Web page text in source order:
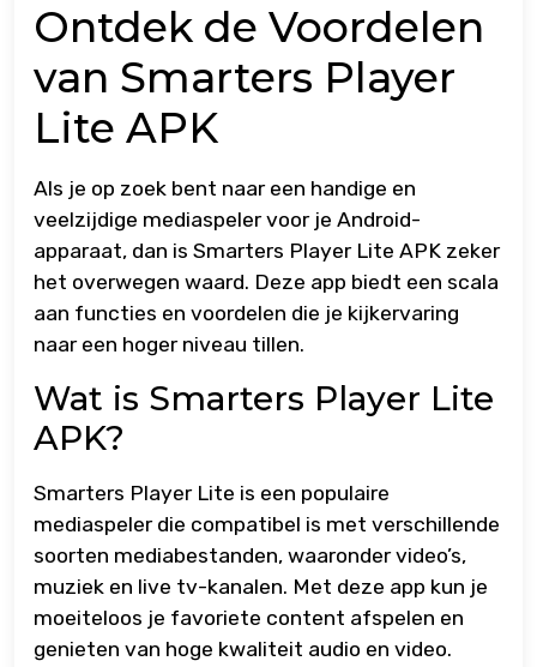
Ontdek de Voordelen
van Smarters Player
Lite APK
Als je op zoek bent naar een handige en
veelzijdige mediaspeler voor je Android-
apparaat, dan is Smarters Player Lite APK zeker
het overwegen waard. Deze app biedt een scala
aan functies en voordelen die je kijkervaring
naar een hoger niveau tillen.
Wat is Smarters Player Lite
APK?
Smarters Player Lite is een populaire
mediaspeler die compatibel is met verschillende
soorten mediabestanden, waaronder video’s,
muziek en live tv-kanalen. Met deze app kun je
moeiteloos je favoriete content afspelen en
genieten van hoge kwaliteit audio en video.